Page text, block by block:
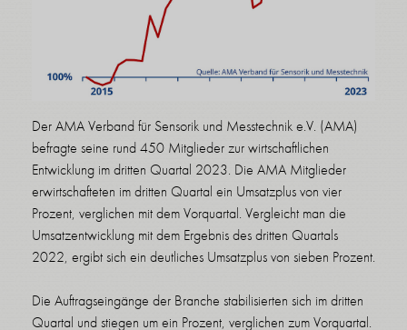
Der AMA Verband für Sensorik und Messtechnik e.V. (AMA)
befragte seine rund 450 Mitglieder zur wirtschaftlichen
Entwicklung im dritten Quartal 2023. Die AMA Mitglieder
erwirtschafteten im dritten Quartal ein Umsatzplus von vier
Prozent, verglichen mit dem Vorquartal. Vergleicht man die
Umsatzentwicklung mit dem Ergebnis des dritten Quartals
2022, ergibt sich ein deutliches Umsatzplus von sieben Prozent.
Die Auftragseingänge der Branche stabilisierten sich im dritten
Quartal und stiegen um ein Prozent, verglichen zum Vorquartal.